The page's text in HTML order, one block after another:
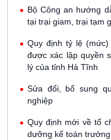
Bộ Công an hướng
tại trại giam, trại tạm
Quy định tỷ lệ
được xác lập quyền
lý của tỉnh Hà Tĩnh
Sửa đổi, bổ sung
nghiệp
Quy định mới về tổ
dưỡng kế toán trưởng